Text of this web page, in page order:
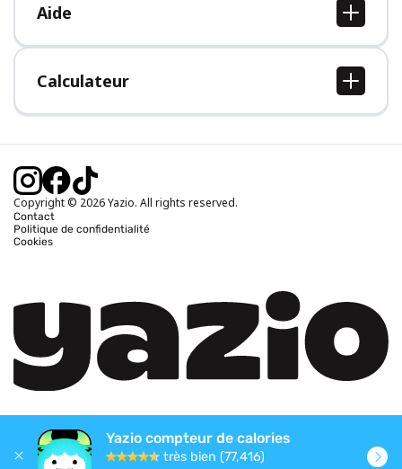
Aide
Centre d'aide
Calculateur
Calcul IMC
Calcul poids idéal
Calcul calories brûlées
Copyright © 2026 Yazio. All rights reserved.
Contact
Politique de confidentialité
Cookies
Yazio compteur de calories
très bien (77,416)